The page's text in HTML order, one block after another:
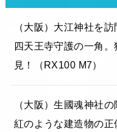
（大阪）大江神社を
四天王寺守護の一角
見！（RX100 M7）
（大阪）生國魂神社
紅のような建造物の